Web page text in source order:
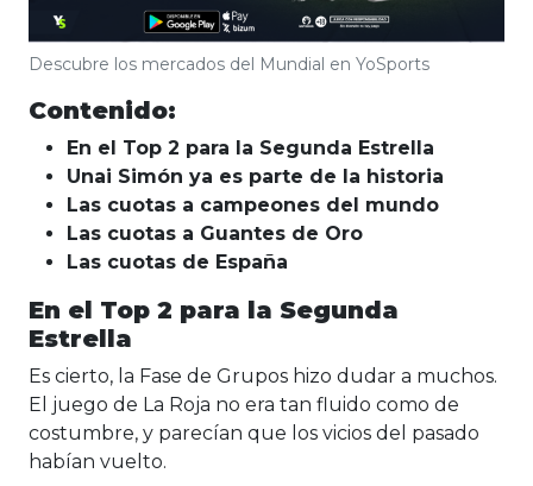
Descubre los mercados del Mundial en YoSports
Contenido:
En el Top 2 para la Segunda Estrella
Unai Simón ya es parte de la historia
Las cuotas a campeones del mundo
Las cuotas a Guantes de Oro
Las cuotas de España
En el Top 2 para la Segunda
Estrella
Es cierto, la Fase de Grupos hizo dudar a muchos.
El juego de La Roja no era tan fluido como de
costumbre, y parecían que los vicios del pasado
habían vuelto.